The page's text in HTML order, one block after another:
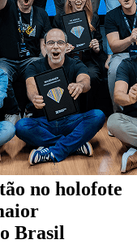
no holofote
Brasil